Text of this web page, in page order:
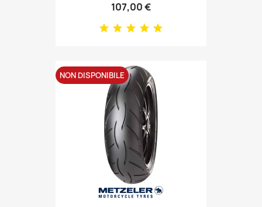
107,00 €
NON DISPONIBILE